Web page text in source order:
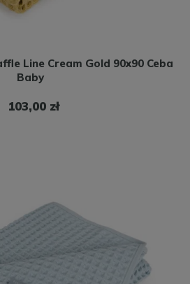
Line Cream Gold 90x90 Ceba
Baby
103,00 zł